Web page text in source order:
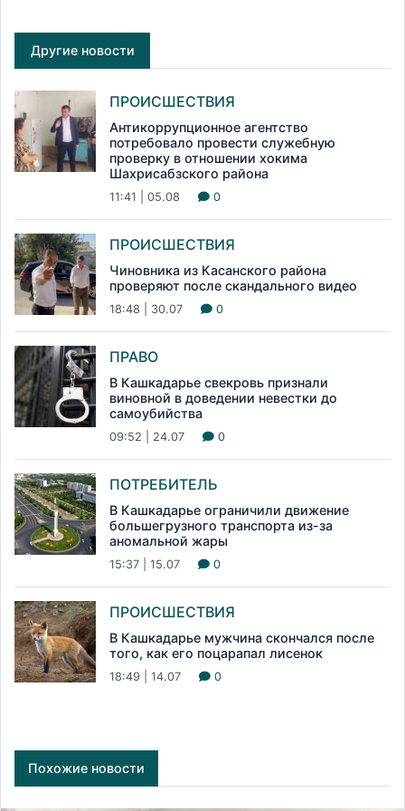
Другие новости
ПРОИСШЕСТВИЯ
Антикоррупционное агентство
потребовало провести служебную
проверку в отношении хокима
Шахрисабзского района
11:41 | 05.08 0
ПРОИСШЕСТВИЯ
Чиновника из Касанского района
проверяют после скандального видео
18:48 | 30.07 0
ПРАВО
В Кашкадарье свекровь признали
виновной в доведении невестки до
самоубийства
09:52 | 24.07 0
ПОТРЕБИТЕЛЬ
В Кашкадарье ограничили движение
большегрузного транспорта из-за
аномальной жары
15:37 | 15.07 0
ПРОИСШЕСТВИЯ
В Кашкадарье мужчина скончался после
того, как его поцарапал лисенок
18:49 | 14.07 0
Похожие новости